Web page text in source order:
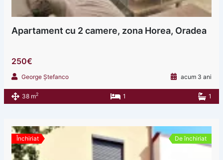
Apartament cu 2 camere, zona Horea, Oradea
250€
George Ștefanco acum 3 ani
38 m2 1 1
Închiriat De închiriat